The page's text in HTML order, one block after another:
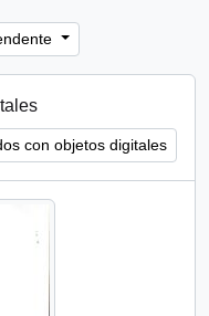
con objetos digitales